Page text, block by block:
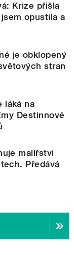
Krize přišla
opustila a
je obklopený
stran
láká na
Destinnové
malířství
Předává